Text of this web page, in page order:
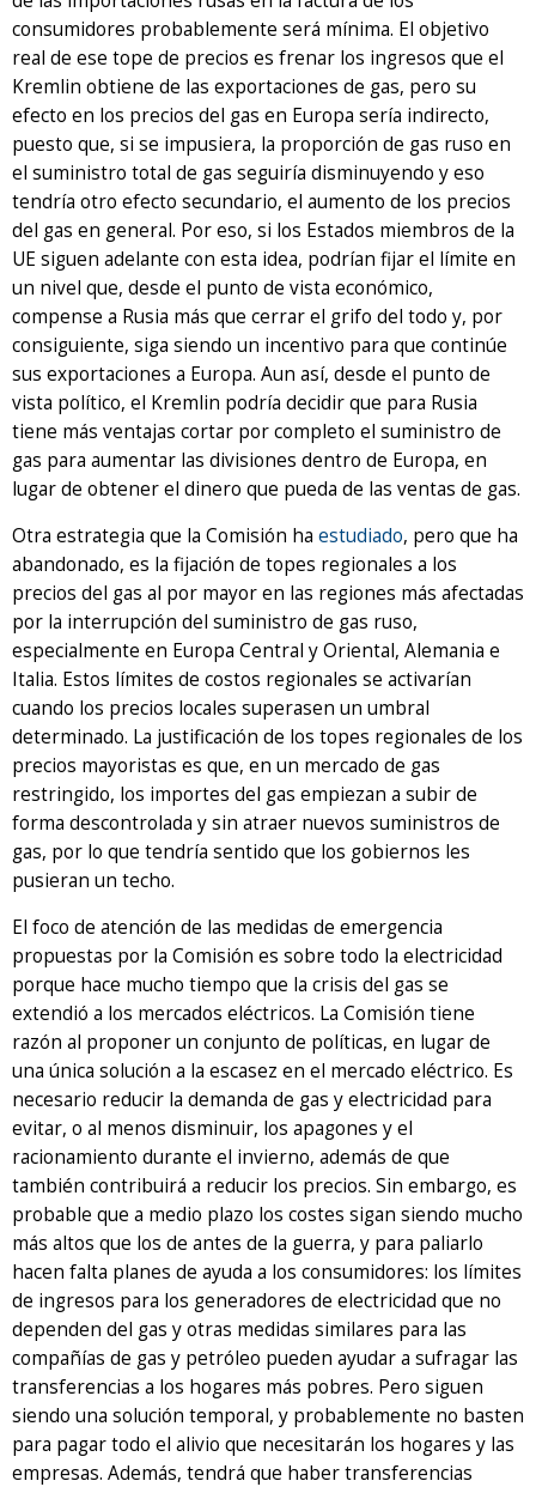
consumidores probablemente será mínima. El objetivo
real de ese tope de precios es frenar los ingresos que el
Kremlin obtiene de las exportaciones de gas, pero su
efecto en los precios del gas en Europa sería indirecto,
puesto que, si se impusiera, la proporción de gas ruso en
el suministro total de gas seguiría disminuyendo y eso
tendría otro efecto secundario, el aumento de los precios
del gas en general. Por eso, si los Estados miembros de la
UE siguen adelante con esta idea, podrían fijar el límite en
un nivel que, desde el punto de vista económico,
compense a Rusia más que cerrar el grifo del todo y, por
consiguiente, siga siendo un incentivo para que continúe
sus exportaciones a Europa. Aun así, desde el punto de
vista político, el Kremlin podría decidir que para Rusia
tiene más ventajas cortar por completo el suministro de
gas para aumentar las divisiones dentro de Europa, en
lugar de obtener el dinero que pueda de las ventas de gas.
Otra estrategia que la Comisión ha estudiado, pero que ha
abandonado, es la fijación de topes regionales a los
precios del gas al por mayor en las regiones más afectadas
por la interrupción del suministro de gas ruso,
especialmente en Europa Central y Oriental, Alemania e
Italia. Estos límites de costos regionales se activarían
cuando los precios locales superasen un umbral
determinado. La justificación de los topes regionales de los
precios mayoristas es que, en un mercado de gas
restringido, los importes del gas empiezan a subir de
forma descontrolada y sin atraer nuevos suministros de
gas, por lo que tendría sentido que los gobiernos les
pusieran un techo.
El foco de atención de las medidas de emergencia
propuestas por la Comisión es sobre todo la electricidad
porque hace mucho tiempo que la crisis del gas se
extendió a los mercados eléctricos. La Comisión tiene
razón al proponer un conjunto de políticas, en lugar de
una única solución a la escasez en el mercado eléctrico. Es
necesario reducir la demanda de gas y electricidad para
evitar, o al menos disminuir, los apagones y el
racionamiento durante el invierno, además de que
también contribuirá a reducir los precios. Sin embargo, es
probable que a medio plazo los costes sigan siendo mucho
más altos que los de antes de la guerra, y para paliarlo
hacen falta planes de ayuda a los consumidores: los límites
de ingresos para los generadores de electricidad que no
dependen del gas y otras medidas similares para las
compañías de gas y petróleo pueden ayudar a sufragar las
transferencias a los hogares más pobres. Pero siguen
siendo una solución temporal, y probablemente no basten
para pagar todo el alivio que necesitarán los hogares y las
empresas. Además, tendrá que haber transferencias